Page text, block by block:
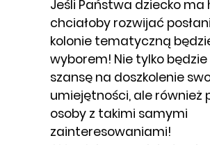
Jeśli Państwa dziecko ma
chciałoby rozwijać
kolonie tematyczną
wyborem! Nie tylko będzie
szansę na doszkolenie
umiejętności, ale również
osoby z takimi samymi
zainteresowaniami!